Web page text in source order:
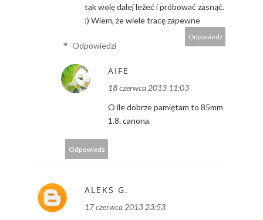
tak wolę dalej leżeć i próbować zasnąć.
:) Wiem, że wiele tracę zapewne
Odpowiedz
Odpowiedzi
AIFE
18 czerwca 2013 11:03
O ile dobrze pamiętam to 85mm
1.8. canona.
Odpowiedz
ALEKS G.
17 czerwca 2013 23:53